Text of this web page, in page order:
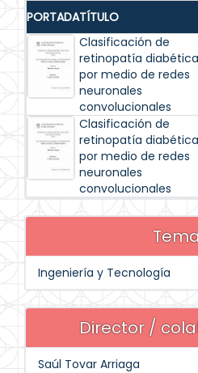
PORTADATÍTULO
Clasificación de
retinopatía diabética
por medio de redes
neuronales
convolucionales
Clasificación de
retinopatía diabética
por medio de redes
neuronales
convolucionales
Ingeniería y Tecnología
Director /
Saúl Tovar Arriaga